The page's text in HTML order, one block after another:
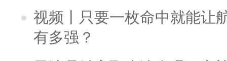
视频丨只要一枚命中就能让
有多强？